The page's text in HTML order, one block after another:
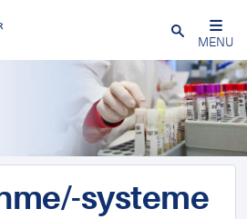
Schließen
MENU
systeme